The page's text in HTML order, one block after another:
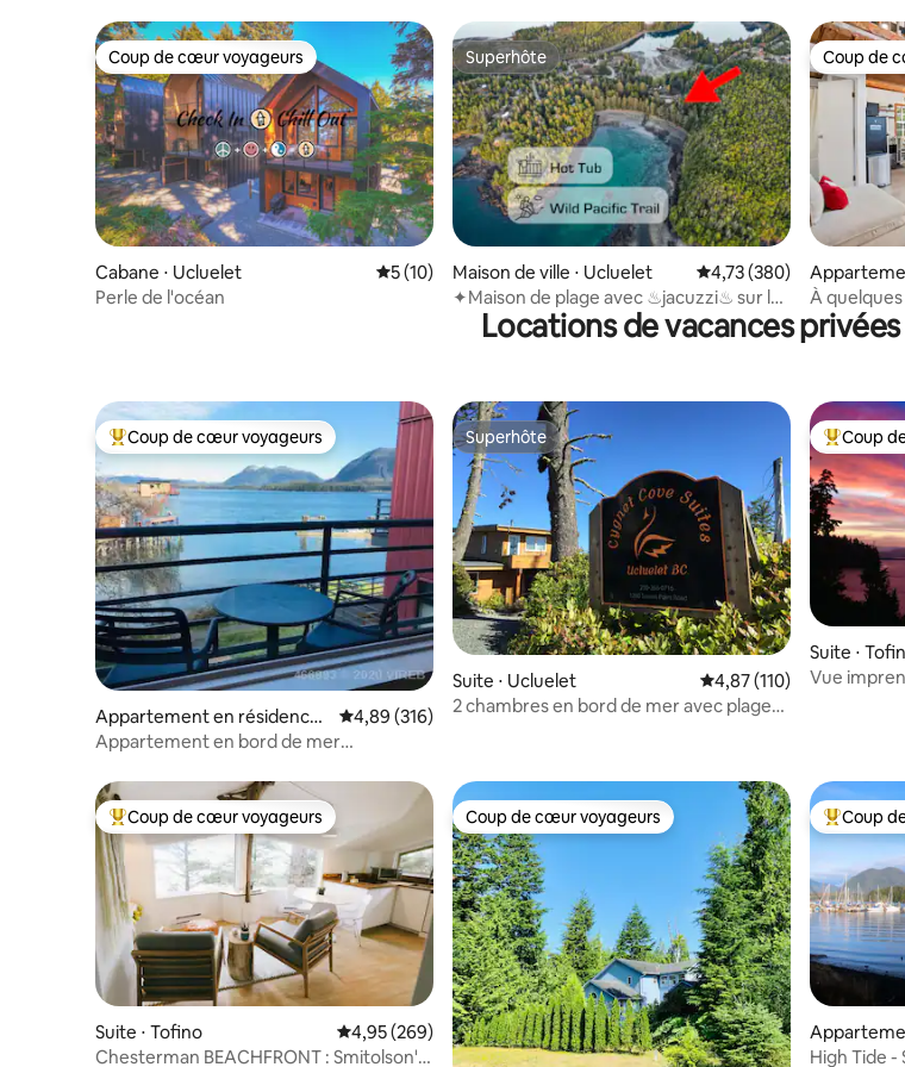
Coup de cœur voyageurs
Coup de cœur voyageurs
Cabane ⋅ Ucluelet Évaluation moyenne sur la base de 10 commentaires : 5 sur 5
5 (10)
Perle de l'océan
Superhôte
Superhôte
Maison de ville ⋅ Ucluelet Évaluation moyenne sur
4,73 (380)
✦Maison de plage avec ♨jacuzzi♨ sur la
terrasse
Coup de
Coup de
À
Locations de vacances
Coups de cœur voyageurs les plus appréciés
Coup de cœur voyageurs
Appartement en résidence ⋅
Tofino
Évaluation moyenne sur la base de 316 commentaires : 4,89 sur 5
4,89 (316)
Appartement en bord de mer
Superhôte
Superhôte
Suite ⋅ Ucluelet Évaluation moyenne sur
4,87 (110)
2 chambres en bord de mer avec plage
Coups
Coup
Suite ⋅
Vue
Coups de cœur voyageurs les plus appréciés
Coup de cœur voyageurs
Suite ⋅ Tofino Évaluation moyenne sur la base de 269 commentaires : 4,95 sur 5
4,95 (269)
Chesterman BEACHFRONT : Smitolson's
Coup de cœur voyageurs
Coup de cœur voyageurs Coups de
Coup
⋅ Tofino
High Tide -